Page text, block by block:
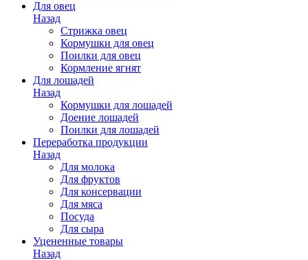
Для овец
Назад
Стрижка овец
Кормушки для овец
Поилки для овец
Кормление ягнят
Для лошадей
Назад
Кормушки для лошадей
Доение лошадей
Поилки для лошадей
Переработка продукции
Назад
Для молока
Для фруктов
Для консервации
Для мяса
Посуда
Для сыра
Уцененные товары
Назад